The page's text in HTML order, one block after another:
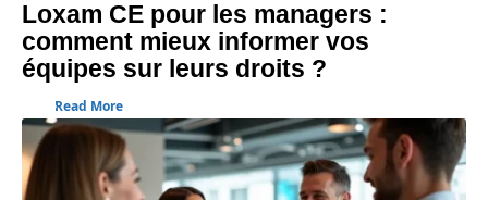
Loxam CE pour les managers :
comment mieux informer vos
équipes sur leurs droits ?
Read More